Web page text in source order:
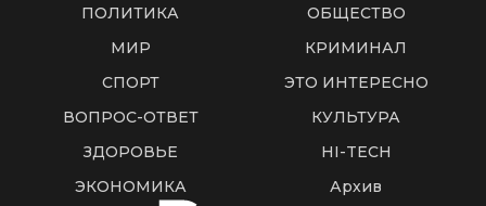
ПОЛИТИКА
ОБЩЕСТВО
МИР
КРИМИНАЛ
СПОРТ
ЭТО ИНТЕРЕСНО
ВОПРОС-ОТВЕТ
КУЛЬТУРА
ЗДОРОВЬЕ
HI-TECH
ЭКОНОМИКА
Архив